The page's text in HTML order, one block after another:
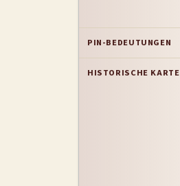
PIN-BEDEUTUNGEN
HISTORISCHE KARTE